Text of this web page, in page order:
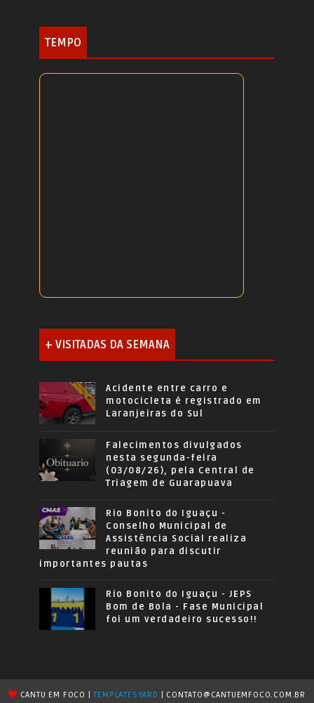
TEMPO
+ VISITADAS DA SEMANA
Acidente entre carro e
motocicleta é registrado em
Laranjeiras do Sul
Falecimentos divulgados
nesta segunda-feira
(03/08/26), pela Central de
Triagem de Guarapuava
Rio Bonito do Iguaçu -
Conselho Municipal de
Assistência Social realiza
reunião para discutir
importantes pautas
Rio Bonito do Iguaçu - JEPS
Bom de Bola - Fase Municipal
foi um verdadeiro sucesso!!
CANTU EM FOCO |TEMPLATESYARD | CONTATO@CANTUEMFOCO.COM.BR